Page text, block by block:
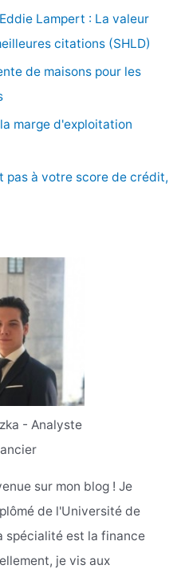
Lampert : La valeur
citations (SHLD)
de maisons pour les
marge d'exploitation
pas à votre score de crédit,
- Analyste
sur mon blog ! Je
de l'Université de
spécialité est la finance
je vis aux